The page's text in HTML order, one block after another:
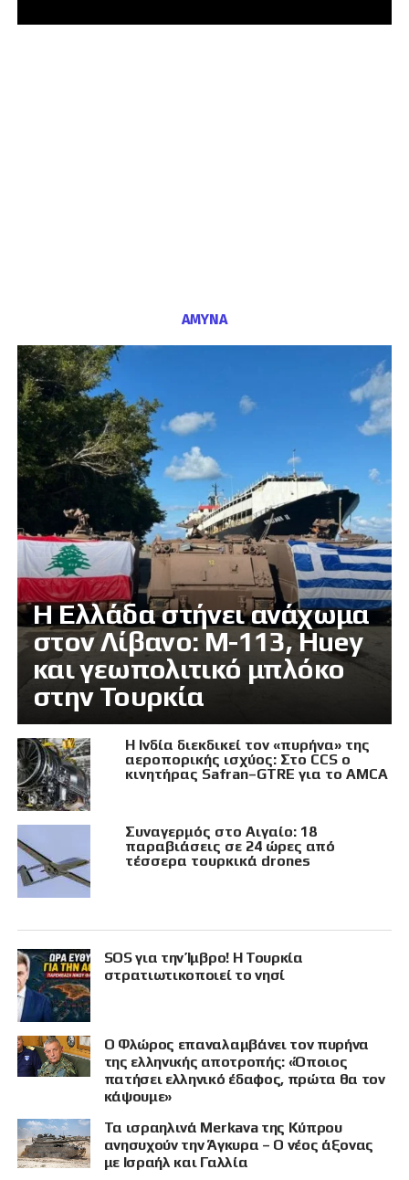
ΑΜΥΝΑ
Η Ελλάδα στήνει ανάχωμα
στον Λίβανο: M-113, Huey
και γεωπολιτικό μπλόκο
στην Τουρκία
Η Ινδία διεκδικεί τον «πυρήνα» της
αεροπορικής ισχύος: Στο CCS ο
κινητήρας Safran–GTRE για το AMCA
Συναγερμός στο Αιγαίο: 18
παραβιάσεις σε 24 ώρες από
τέσσερα τουρκικά drones
SOS για την Ίμβρο! Η Τουρκία
στρατιωτικοποιεί το νησί
Ο Φλώρος επαναλαμβάνει τον πυρήνα
της ελληνικής αποτροπής: «Όποιος
πατήσει ελληνικό έδαφος, πρώτα θα τον
κάψουμε»
Τα ισραηλινά Merkava της Κύπρου
ανησυχούν την Άγκυρα – Ο νέος άξονας
με Ισραήλ και Γαλλία